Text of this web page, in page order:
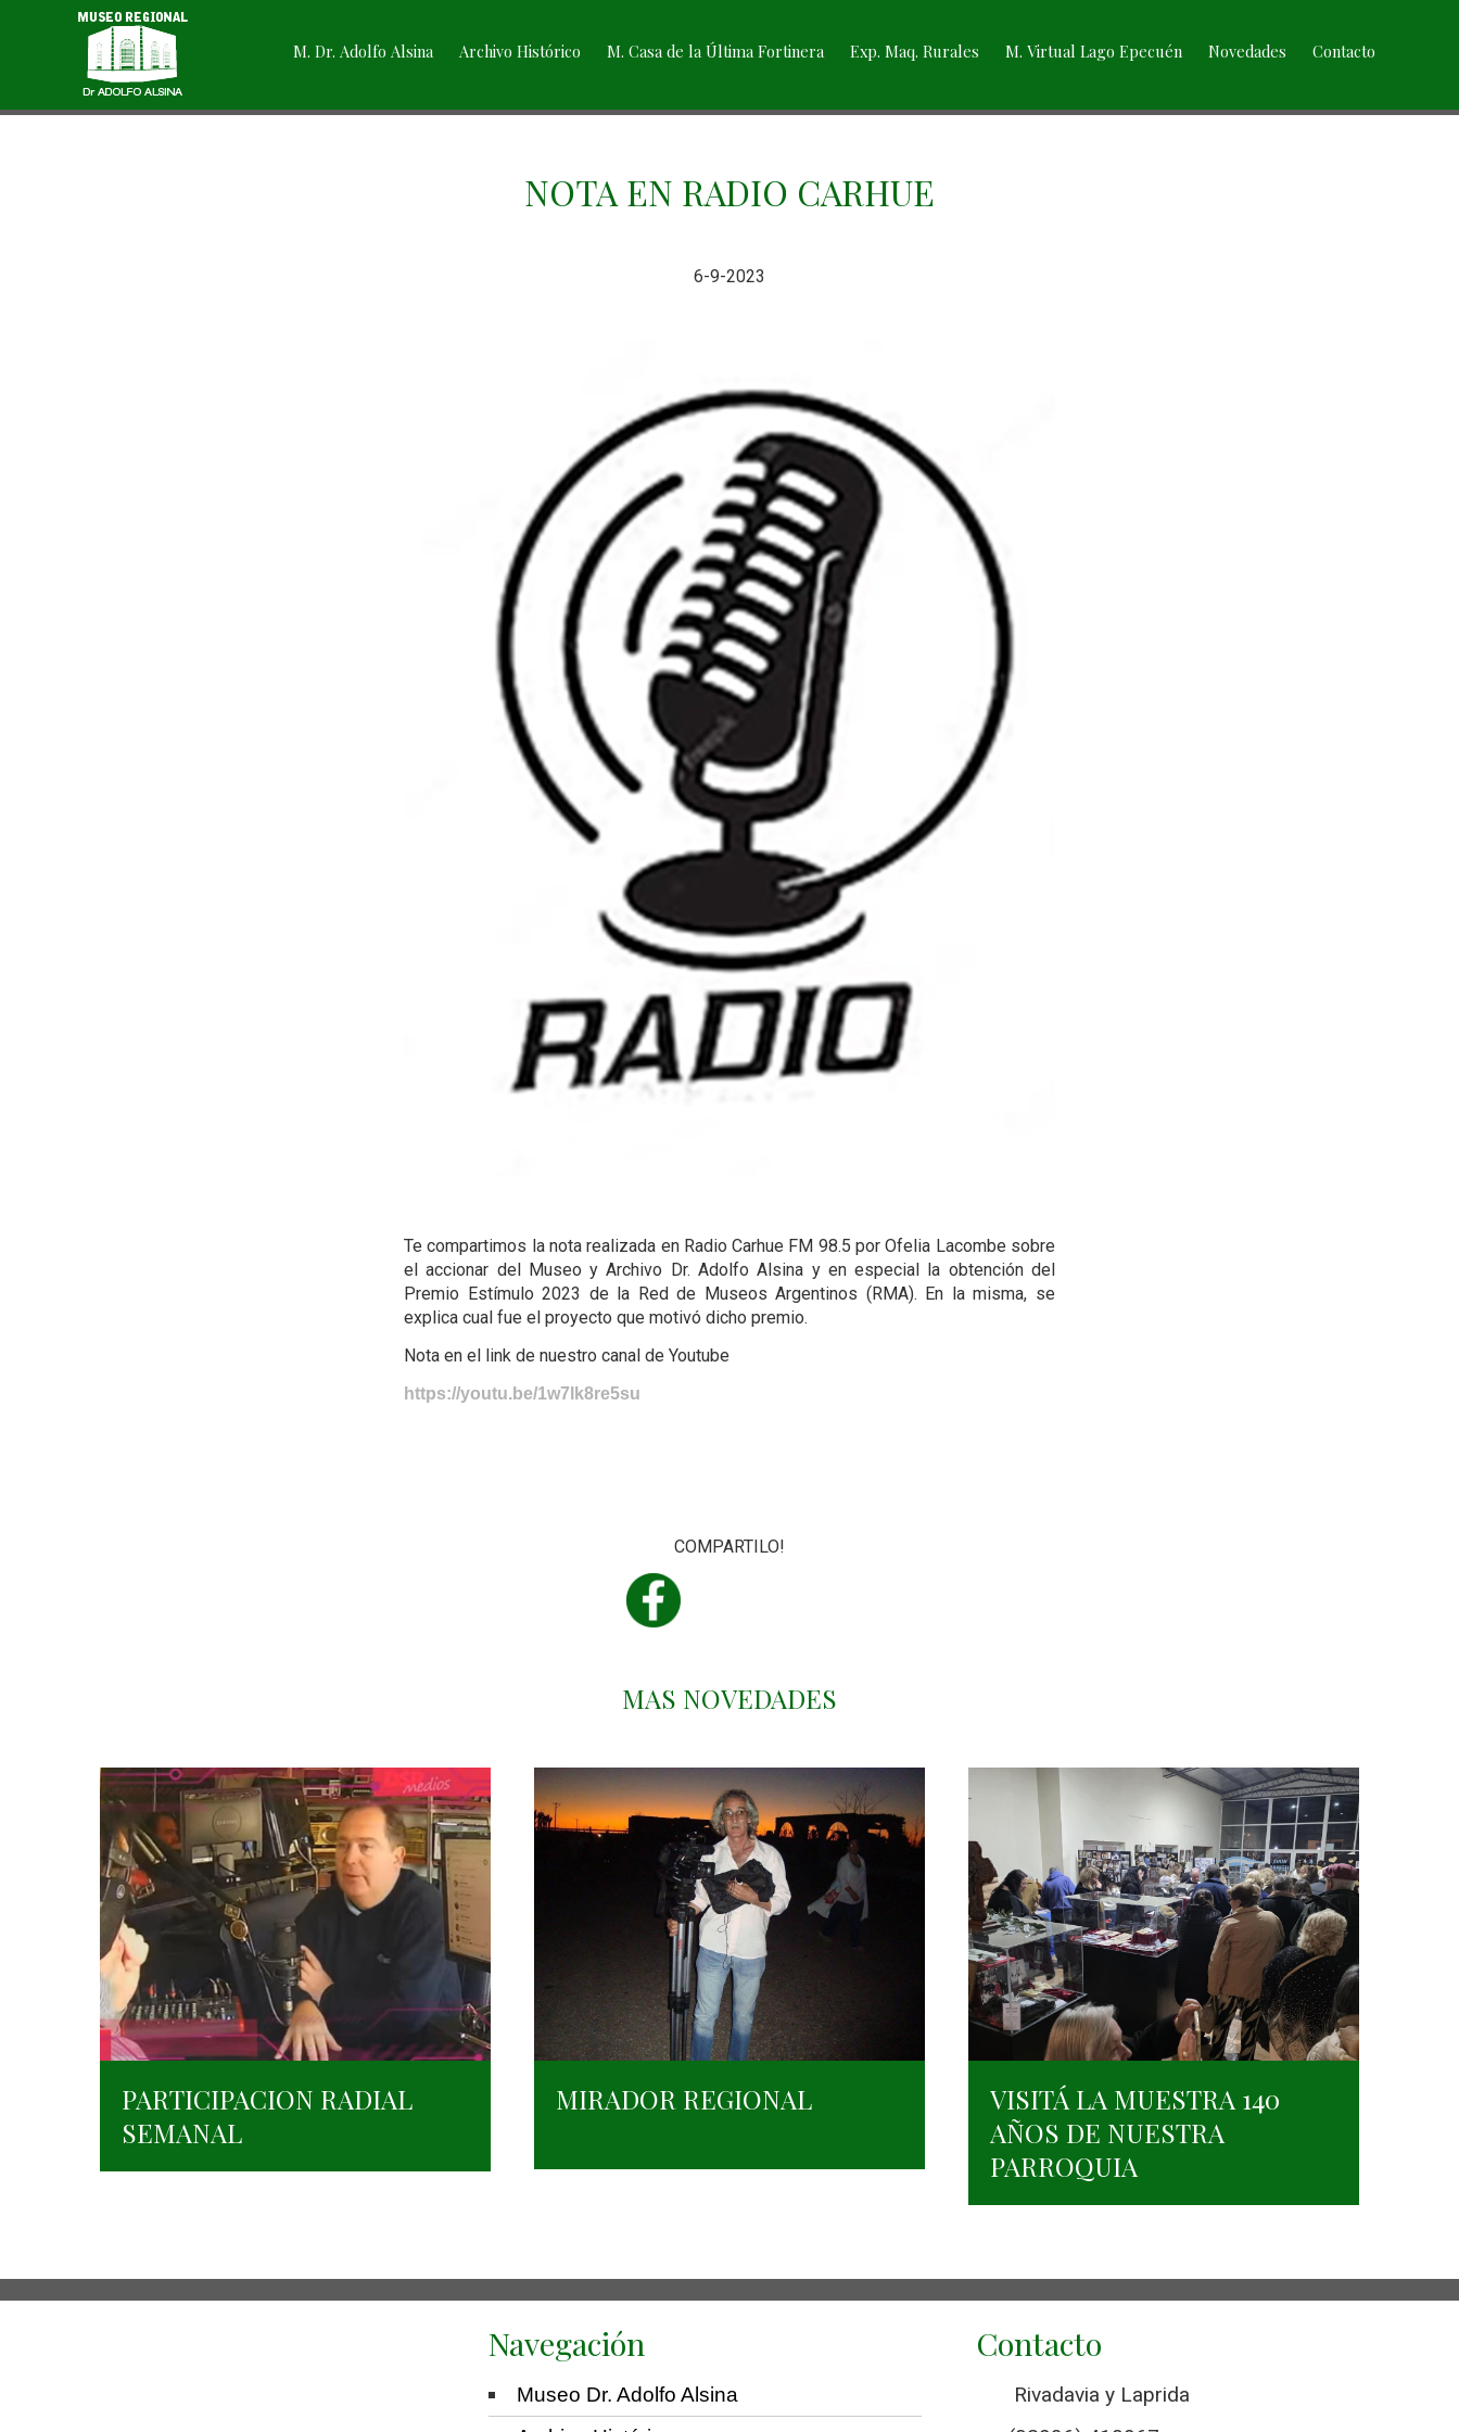
M. Dr. Adolfo Alsina Archivo Histórico M. Casa de la Última Fortinera Exp. Maq. Rurales M. Virtual Lago Epecuén Novedades Contacto
NOTA EN RADIO CARHUE
6-9-2023
Te compartimos la nota realizada en Radio Carhue FM 98.5 por Ofelia Lacombe sobre
el accionar del Museo y Archivo Dr. Adolfo Alsina y en especial la obtención del
Premio Estímulo 2023 de la Red de Museos Argentinos (RMA). En la misma, se
explica cual fue el proyecto que motivó dicho premio.
Nota en el link de nuestro canal de Youtube
https://youtu.be/1w7lk8re5su
COMPARTILO!
MAS NOVEDADES
PARTICIPACION RADIAL
SEMANAL
MIRADOR REGIONAL
VISITÁ LA MUESTRA 140
AÑOS DE NUESTRA
PARROQUIA
Navegación
Museo Dr. Adolfo Alsina
Contacto
Rivadavia y Laprida